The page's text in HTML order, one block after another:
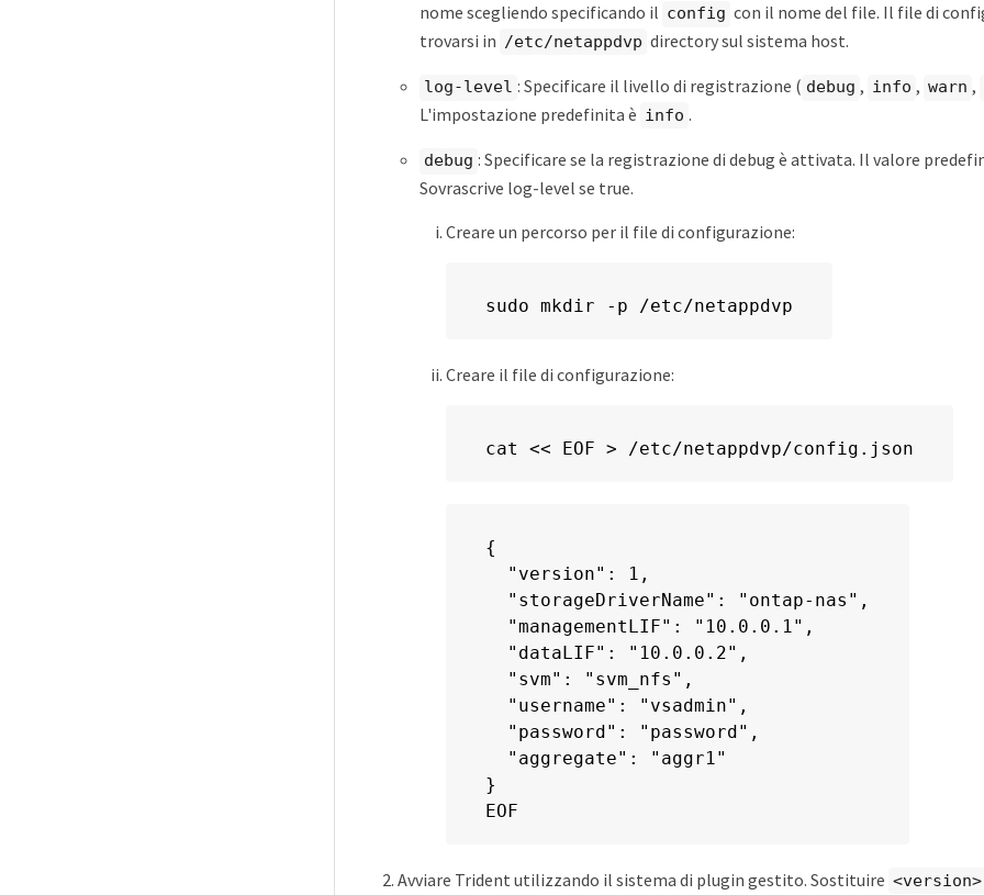
nome scegliendo specificando il config con il nome del file. Il file di
trovarsi in /etc/netappdvp directory sul sistema host.
log-level : Specificare il livello di registrazione ( debug , info , warn ,
L'impostazione predefinita è info .
debug : Specificare se la registrazione di debug è attivata. Il valore
Sovrascrive log-level se true.
Creare un percorso per il file di configurazione:
sudo mkdir -p /etc/netappdvp
Creare il file di configurazione:
cat << EOF > /etc/netappdvp/config.json
{
  "version": 1,
  "storageDriverName": "ontap-nas",
  "managementLIF": "10.0.0.1",
  "dataLIF": "10.0.0.2",
  "svm": "svm_nfs",
  "username": "vsadmin",
  "password": "password",
  "aggregate": "aggr1"
}
EOF
Avviare Trident utilizzando il sistema di plugin gestito. Sostituire <version>